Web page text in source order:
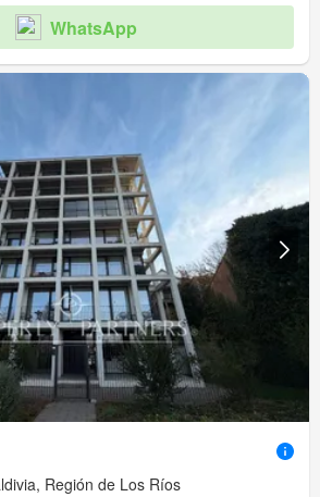
WhatsApp
Región de Los Ríos